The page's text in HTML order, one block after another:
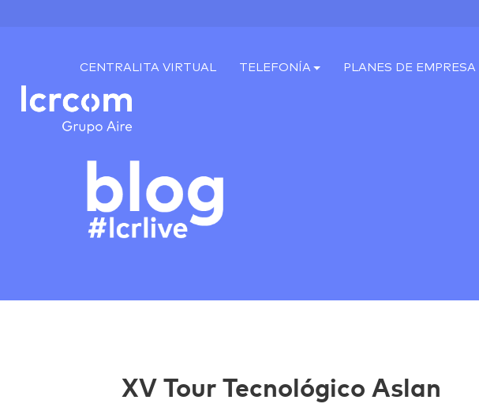
CENTRALITA VIRTUAL TELEFONÍA PLANES DE EMPRESA
XV Tour Tecnológico Aslan